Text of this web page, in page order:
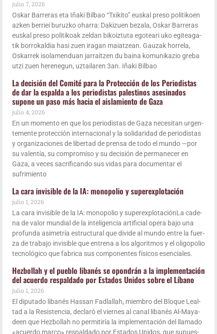
julio 7, 2026
Oskar Barre­ras eta Iña­ki Bil­bao “Txi­ki­to” eus­kal pre­so poli­ti­koen
azken berriei buruz­ko oha­rra: Daki­zuen beza­la, Oskar Barre­ras
eus­kal pre­so poli­ti­koak zel­dan bikoiz­tu­ta ego­tea­ri uko egi­tea­ga­
tik borro­kal­dia hasi zuen ira­gan maiatzean. Gau­zak horre­la,
Oska­rrek iso­la­men­duan jarraitzen du bai­na komu­ni­ka­zio gre­ba
utzi zuen here­ne­gun, uztai­la­ren 3an. Iña­ki Bilbao
La deci­sión del Comi­té para la Pro­tec­ción de los Perio­dis­tas
de dar la espal­da a los perio­dis­tas pales­ti­nos ase­si­na­dos
supo­ne un paso más hacia el ais­la­mien­to de Gaza
julio 4, 2026
En un momen­to en que los perio­dis­tas de Gaza nece­si­tan urgen­
te­men­te pro­tec­ción inter­na­cio­nal y la soli­da­ri­dad de perio­dis­tas
y orga­ni­za­cio­nes de liber­tad de pren­sa de todo el mun­do —por
su valen­tía, su com­pro­mi­so y su deci­sión de per­ma­ne­cer en
Gaza, a veces sacri­fi­can­do sus vidas para docu­men­tar el
sufrimiento
La cara invi­si­ble de la IA: mono­po­lio y superexplotación
julio 1, 2026
La cara invi­si­ble de la IA: mono­po­lio y super­ex­plo­ta­ción­La cade­
na de valor mun­dial de la inte­li­gen­cia arti­fi­cial ope­ra bajo una
pro­fun­da asi­me­tría estruc­tu­ral que divi­de al mun­do entre la fuer­
za de tra­ba­jo invi­si­ble que entre­na a los algo­rit­mos y el oli­go­po­lio
tec­no­ló­gi­co que fabri­ca sus com­po­nen­tes físi­cos esenciales.
Hez­bo­llah y el pue­blo liba­nés se opon­drán a la imple­men­ta­ción
del acuer­do res­pal­da­do por Esta­dos Uni­dos sobre el Líbano
julio 1, 2026
El dipu­tado liba­nés Has­san Fad­la­llah, miem­bro del Blo­que Leal­
tad a la Resis­ten­cia, decla­ró el vier­nes al canal liba­nés Al-Maya­­­
deen que Hez­bo­llah no per­mi­ti­ría la imple­men­ta­ción del lla­ma­do
«acuer­do mar­co» res­pal­da­do por Esta­dos Uni­dos, que supues­